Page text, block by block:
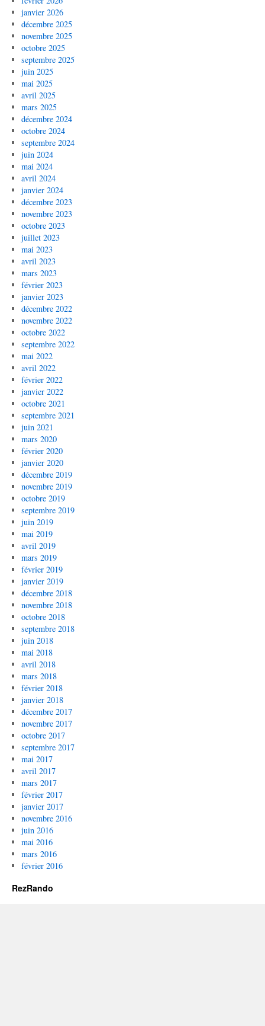
janvier 2026
décembre 2025
novembre 2025
octobre 2025
septembre 2025
juin 2025
mai 2025
avril 2025
mars 2025
décembre 2024
octobre 2024
septembre 2024
juin 2024
mai 2024
avril 2024
janvier 2024
décembre 2023
novembre 2023
octobre 2023
juillet 2023
mai 2023
avril 2023
mars 2023
février 2023
janvier 2023
décembre 2022
novembre 2022
octobre 2022
septembre 2022
mai 2022
avril 2022
février 2022
janvier 2022
octobre 2021
septembre 2021
juin 2021
mars 2020
février 2020
janvier 2020
décembre 2019
novembre 2019
octobre 2019
septembre 2019
juin 2019
mai 2019
avril 2019
mars 2019
février 2019
janvier 2019
décembre 2018
novembre 2018
octobre 2018
septembre 2018
juin 2018
mai 2018
avril 2018
mars 2018
février 2018
janvier 2018
décembre 2017
novembre 2017
octobre 2017
septembre 2017
mai 2017
avril 2017
mars 2017
février 2017
janvier 2017
novembre 2016
juin 2016
mai 2016
mars 2016
février 2016
RezRando